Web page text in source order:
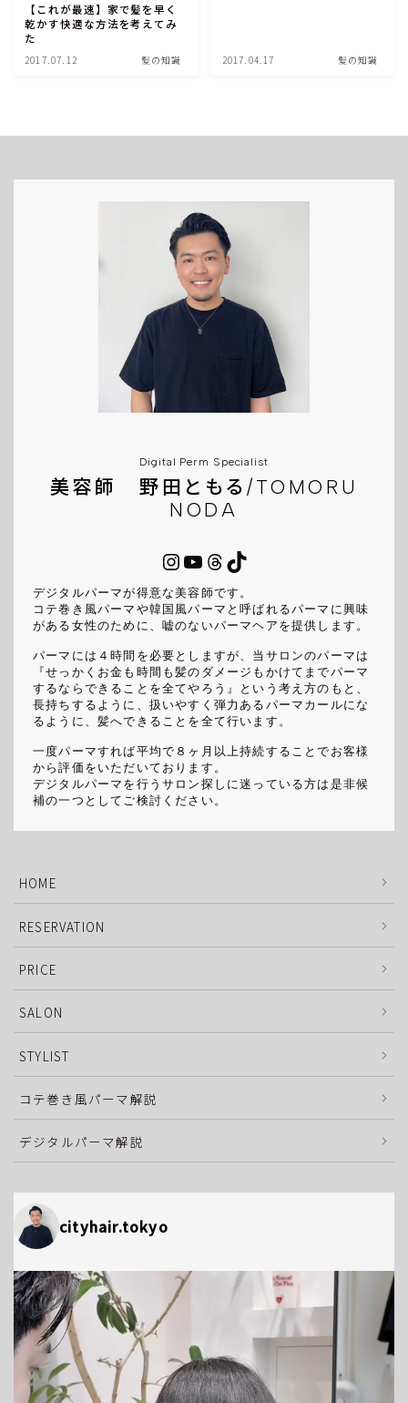
【これが最速】家で髪を早く
乾かす快適な方法を考えてみ
た
2017.07.12 髪の知識 2017.04.17 髪の知識
Digital Perm Specialist
美容師 野田ともる/TOMORU
NODA
InstagramYouTube Threads TikTok
デジタルパーマが得意な美容師です。
コテ巻き風パーマや韓国風パーマと呼ばれるパーマに興味
がある女性のために、嘘のないパーマヘアを提供します。
パーマには４時間を必要としますが、当サロンのパーマは
『せっかくお金も時間も髪のダメージもかけてまでパーマ
するならできることを全てやろう』という考え方のもと、
長持ちするように、扱いやすく弾力あるパーマカールにな
るように、髪へできることを全て行います。
一度パーマすれば平均で８ヶ月以上持続することでお客様
から評価をいただいております。
デジタルパーマを行うサロン探しに迷っている方は是非候
補の一つとしてご検討ください。
HOME
RESERVATION
PRICE
SALON
STYLIST
コテ巻き風パーマ解説
デジタルパーマ解説
cityhair.tokyo